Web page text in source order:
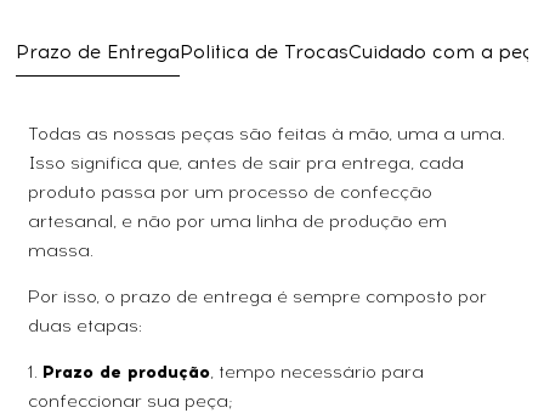
Prazo de EntregaPolitica de TrocasCuidado com a
Todas as nossas peças são feitas à mão, uma a uma.
Isso significa que, antes de sair pra entrega, cada
produto passa por um processo de confecção
artesanal, e não por uma linha de produção em
massa.
Por isso, o prazo de entrega é sempre composto por
duas etapas:
1. Prazo de produção, tempo necessário para
confeccionar sua peça;